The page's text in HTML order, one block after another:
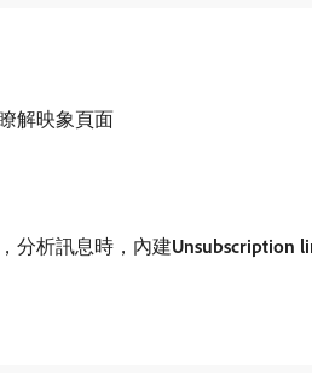
解映象頁面
分析訊息時，內建​Unsubscription